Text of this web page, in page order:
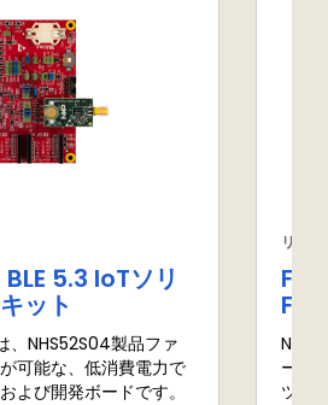
5.3 IoTソリ
ット
、NHS52S04製品ファ
可能な、低消費電力で
よび開発ボードです。
リフ
ール
ツー